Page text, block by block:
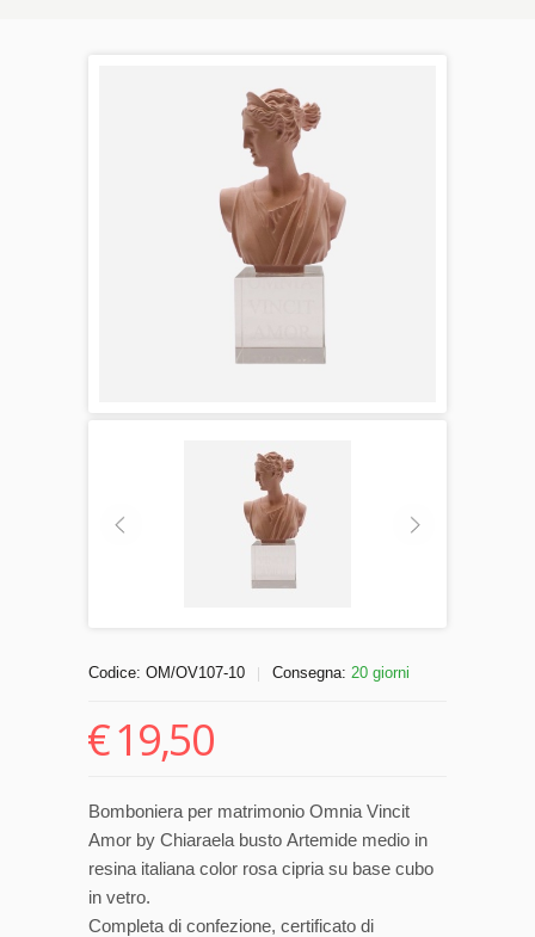
Codice: OM/OV107-10 Consegna: 20 giorni
€19,50
Bomboniera per matrimonio Omnia Vincit
Amor by Chiaraela busto Artemide medio in
resina italiana color rosa cipria su base cubo
in vetro.
Completa di confezione, certificato di